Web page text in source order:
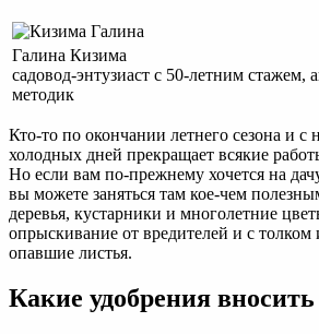
Галина Кизима
садовод-энтузиаст с 50-летним стажем,
методик
Кто-то по окончании летнего сезона и с
холодных дней прекращает всякие
Но если вам по-прежнему хочется на
вы можете заняться там кое-чем
деревья, кустарники и многолетние
опрыскивание от вредителей и с толком
опавшие листья.
Какие удобрения